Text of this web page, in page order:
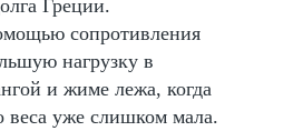
Греции.
сопротивления
нагрузку в
и жиме лежа, когда
веса уже слишком мала.